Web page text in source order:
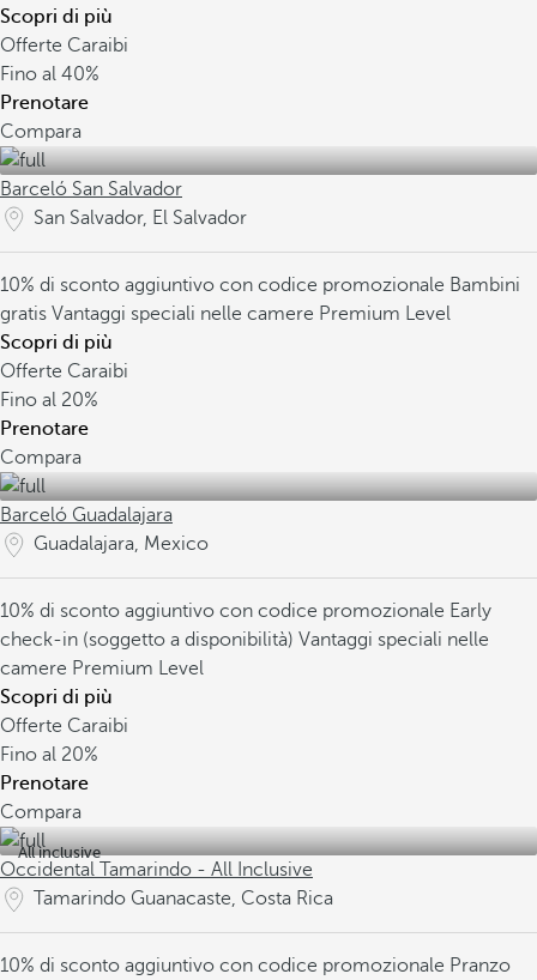
Scopri di più
Offerte Caraibi
Fino al 40%
Prenotare
Compara
Barceló San Salvador
San Salvador, El Salvador
10% di sconto aggiuntivo con codice promozionale Bambini
gratis Vantaggi speciali nelle camere Premium Level
Scopri di più
Offerte Caraibi
Fino al 20%
Prenotare
Compara
Barceló Guadalajara
Guadalajara, Mexico
10% di sconto aggiuntivo con codice promozionale Early
check-in (soggetto a disponibilità) Vantaggi speciali nelle
camere Premium Level
Scopri di più
Offerte Caraibi
Fino al 20%
Prenotare
Compara
All inclusive
Occidental Tamarindo - All Inclusive
Tamarindo Guanacaste, Costa Rica
10% di sconto aggiuntivo con codice promozionale Pranzo